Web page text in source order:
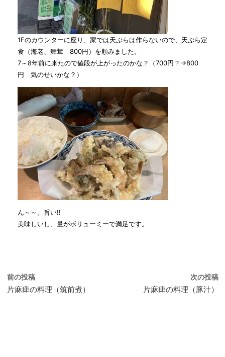
1Fのカウンターに座り、家では天ぷらは作らないので、天ぷら定
食（海老、舞茸 800円）を頼みました。
7～8年前に来たので値段が上がったのかな？（700円？→800
円 気のせいかな？）
ん～～。旨い!!
美味しいし、量がボリューミーで満足です。
前の投稿
片麻痺の料理（筑前煮）
次の投稿
片麻痺の料理（豚汁）